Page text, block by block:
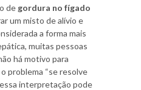
de gordura no fígado
um misto de alívio e
a forma mais
muitas pessoas
há motivo para
problema “se resolve
interpretação pode